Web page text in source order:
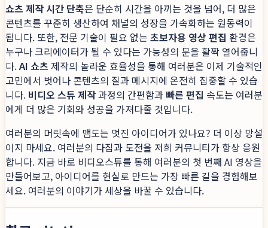
쇼츠 제작 시간 단축은 단순히 시간을 아끼는 것을 넘어, 더 많은
콘텐츠를 꾸준히 생산하여 채널의 성장을 가속화하는 원동력이
됩니다. 또한, 전문 기술이 필요 없는 초보자용 영상 편집 환경은
누구나 크리에이터가 될 수 있다는 가능성의 문을 활짝 열어줍니
다.AI 쇼츠 제작의 놀라운 효율성을 통해 여러분은 이제 기술적인
고민에서 벗어나 콘텐츠의 질과 메시지에 온전히 집중할 수 있습
니다. 비디오 스튜 제작과정의 간편함과 빠른 편집 속도는 여러분
에게 더 많은 기회와 성공을 가져다줄 것입니다.
여러분의 머릿속에 맴도는 멋진 아이디어가 있나요? 더 이상 망설
이지 마세요. 여러분의 다짐과 도전을 저희 커뮤니티가 항상 응원
합니다. 지금 바로 비디오스튜를 통해 여러분의 첫 번째 AI 영상을
만들어보고, 아이디어를 현실로 만드는 가장 빠른 길을 경험해보
세요. 여러분의 이야기가 세상을 바꿀 수 있습니다.